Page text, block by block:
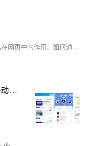
本文档介绍了JavaScript的基础知识，包括其在网页中的作用、如何通过JavaScript动态设置HTML元素的CSS属性，以及JavaScript中的变量类型（`var`、`let`、`const`）和数据类型（基本数据类型与引用数据类型）。通过实例代码详细解释了JavaScript的核心概念，适合初学者入门学习。
在线课堂+工具组件小程序uniapp移动端源码